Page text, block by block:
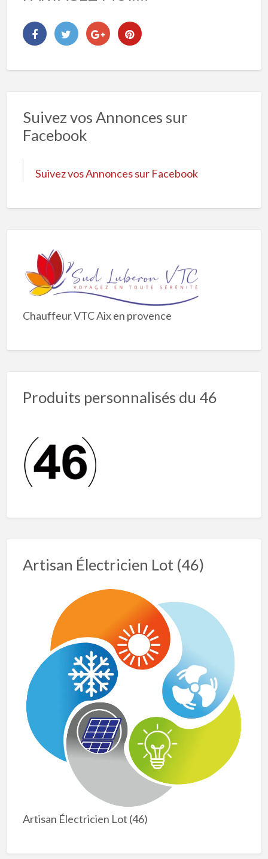
Suivez vos Annonces sur
Facebook
Suivez vos Annonces sur Facebook
Chauffeur VTC Aix en provence
Produits personnalisés du 46
Artisan Électricien Lot (46)
Artisan Électricien Lot (46)